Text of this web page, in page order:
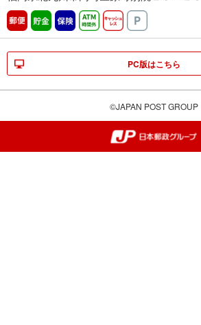
郵便 貯金 保険 ATM時間外キャッシュレス
PC版はこちら
©JAPAN POST GROUP